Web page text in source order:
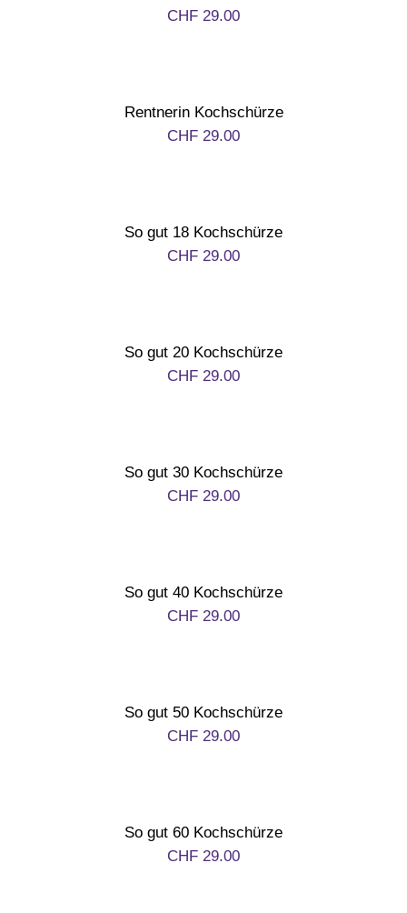
Service
Kontakt
CHF 29.00
Rentnerin Kochschürze
CHF 29.00
So gut 18 Kochschürze
CHF 29.00
So gut 20 Kochschürze
CHF 29.00
So gut 30 Kochschürze
CHF 29.00
So gut 40 Kochschürze
CHF 29.00
So gut 50 Kochschürze
CHF 29.00
So gut 60 Kochschürze
CHF 29.00